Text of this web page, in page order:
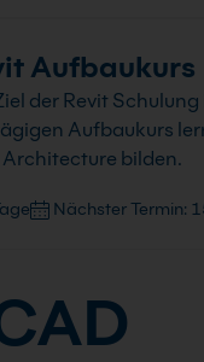
Aufbaukurs
der Revit
Aufbaukurs
Architecture bilden.
Nächster Termin: